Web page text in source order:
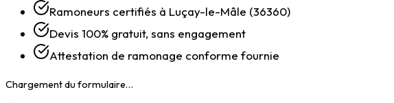
Ramoneurs certifiés à Luçay-le-Mâle (36360)
Devis 100% gratuit, sans engagement
Attestation de ramonage conforme fournie